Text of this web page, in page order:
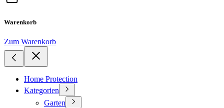
Warenkorb
Zum Warenkorb
Home Protection
Kategorien
Garten